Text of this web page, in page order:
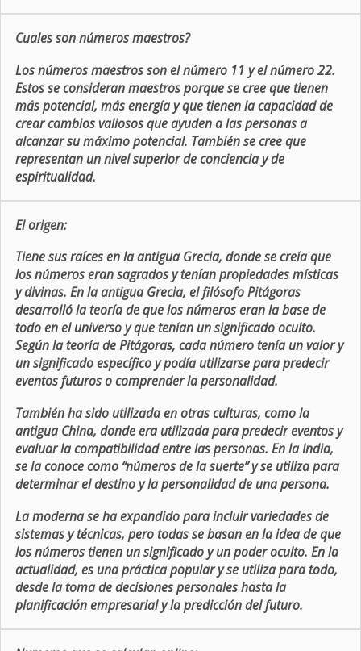
Cuales son números maestros?
Los números maestros son el número 11 y el número 22.
Estos se consideran maestros porque se cree que tienen
más potencial, más energía y que tienen la capacidad de
crear cambios valiosos que ayuden a las personas a
alcanzar su máximo potencial. También se cree que
representan un nivel superior de conciencia y de
espiritualidad.
El origen:
Tiene sus raíces en la antigua Grecia, donde se creía que
los números eran sagrados y tenían propiedades místicas
y divinas. En la antigua Grecia, el filósofo Pitágoras
desarrolló la teoría de que los números eran la base de
todo en el universo y que tenían un significado oculto.
Según la teoría de Pitágoras, cada número tenía un valor y
un significado específico y podía utilizarse para predecir
eventos futuros o comprender la personalidad.
También ha sido utilizada en otras culturas, como la
antigua China, donde era utilizada para predecir eventos y
evaluar la compatibilidad entre las personas. En la India,
se la conoce como “números de la suerte” y se utiliza para
determinar el destino y la personalidad de una persona.
La moderna se ha expandido para incluir variedades de
sistemas y técnicas, pero todas se basan en la idea de que
los números tienen un significado y un poder oculto. En la
actualidad, es una práctica popular y se utiliza para todo,
desde la toma de decisiones personales hasta la
planificación empresarial y la predicción del futuro.